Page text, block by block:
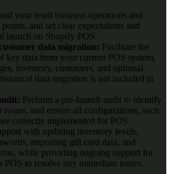
your retail business operations and
and set clear expectations and
launch on Shopify POS.
data migration: Facilitate the
key data from your current POS system,
inventory, customers, and optional
data migration is not included in
Perform a pre-launch audit to identify
issues, and ensure all configurations, such
correctly implemented for POS.
with updating inventory levels,
importing gift card data, and
while providing ongoing support for
to resolve any immediate issues.